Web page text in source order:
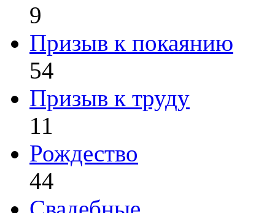
9
Призыв к покаянию
54
Призыв к труду
11
Рождество
44